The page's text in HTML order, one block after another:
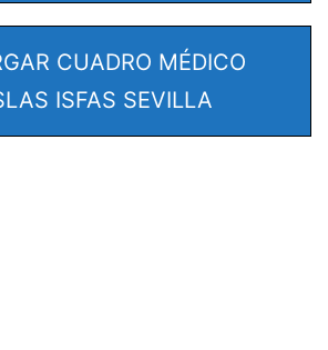
CUADRO MÉDICO
ISFAS SEVILLA